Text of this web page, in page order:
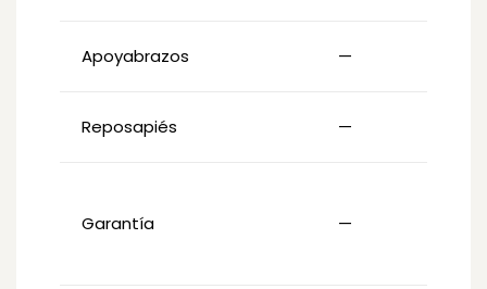
$1.080.000.
Apoyabrazos —
Reposapiés —
Garantía —